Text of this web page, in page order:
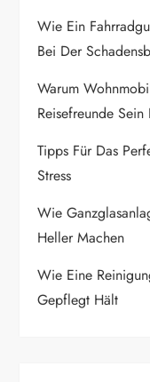
Wie Ein
Bei Der
Warum
Reisefreunde Sein
Tipps Für Das
Stress
Wie
Heller Machen
Wie Eine
Gepflegt Hält